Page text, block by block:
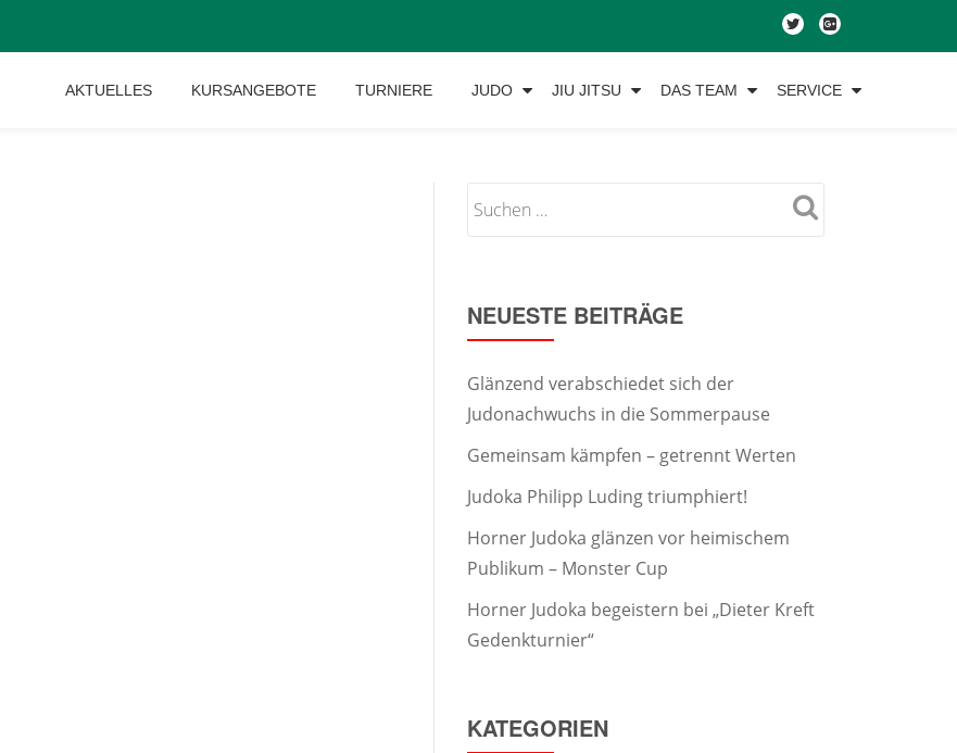
fa-
twitter
fa-
google-
plus-
AKTUELLES KURSANGEBOTE TURNIERE JUDO JIU JITSU DAS TEAM SERVICE
NEUESTE BEITRÄGE
Glänzend verabschiedet sich der
Judonachwuchs in die Sommerpause
Gemeinsam kämpfen – getrennt Werten
Judoka Philipp Luding triumphiert!
Horner Judoka glänzen vor heimischem
Publikum – Monster Cup
Horner Judoka begeistern bei „Dieter Kreft
Gedenkturnier“
KATEGORIEN